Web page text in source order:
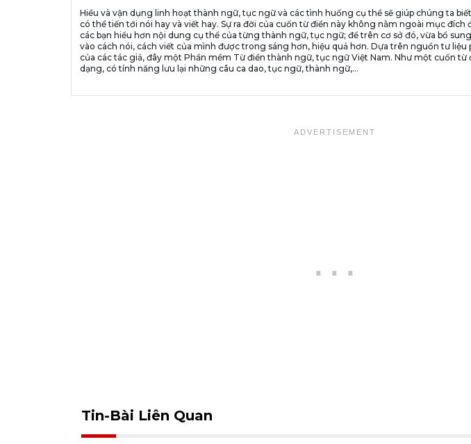
Hiểu và vận dụng linh hoạt thành ngữ, tục ngữ và các tình huống cụ thể sẽ giúp chúng ta
có thể tiến tới nói hay và viết hay. Sự ra đời của cuốn từ điển này không nằm ngoài mục đích
các bạn hiểu hơn nội dung cụ thể của từng thành ngữ, tục ngữ; để trên cơ sở đó, vừa bổ
vào cách nói, cách viết của mình được trong sáng hơn, hiệu quả hơn. Dựa trên nguồn tư
của các tác giả, đây một Phần mềm Từ điển thành ngữ, tục ngữ Việt Nam. Như một cuốn từ
dạng, có tính năng lưu lại những câu ca dao, tục ngữ, thành ngữ,...
Tin-Bài Liên Quan